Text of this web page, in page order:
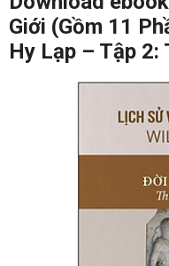
Giới (Gồm 11
Hy Lạp – Tập